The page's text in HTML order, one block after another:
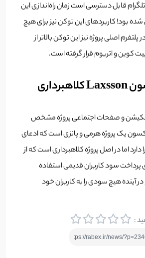
قابل دسترسی است زمان راه‌اندازی این
2024 اعلان شده بود! کاربردهای این توکن نیز برای هیچ
اصلی پروژه نیز این توکن بالاتر از
کوین و اتریوم قرار گرفته است.
آیا برنامه لوکسون Laxsson کلاهبرداری
و صفحات اجتماعی پروژه مشخص
یک پروژه هرمی و پانزی است که ادعای
دارد اما در اصل پروژه کلاهبرداری است که از
پرداخت سود کاربران قدیمی استفاده
آینده هیچ سودی را به کاربران خود
: